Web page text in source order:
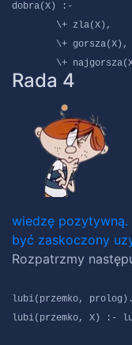
dobra(X) :-
\+ zla(X),
\+ gorsza(X),
\+
Rada 4
wiedzę pozytywną.
być zaskoczony
Rozpatrzmy
lubi(przemko, prolog).
lubi(przemko, X) :-